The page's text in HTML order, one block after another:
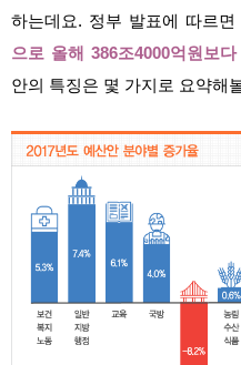
하는데요. 정부 발표에 따르면
으로 올해 386조4000억원보
안의 특징은 몇 가지로 요약해